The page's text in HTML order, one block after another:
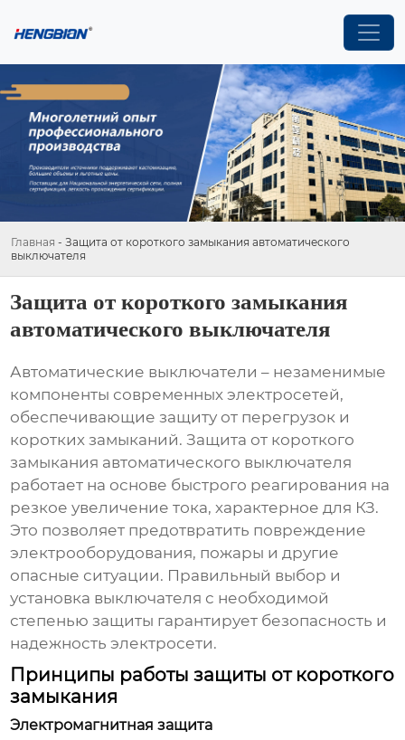
Главная - Защита от короткого замыкания автоматического
выключателя
Защита от короткого замыкания
автоматического выключателя
Автоматические выключатели – незаменимые
компоненты современных электросетей,
обеспечивающие защиту от перегрузок и
коротких замыканий.Защита от короткого
замыкания автоматического выключателя
работает на основе быстрого реагирования на
резкое увеличение тока, характерное для КЗ.
Это позволяет предотвратить повреждение
электрооборудования, пожары и другие
опасные ситуации. Правильный выбор и
установка выключателя с необходимой
степенью защиты гарантирует безопасность и
надежность электросети.
Принципы работы защиты от короткого
замыкания
Электромагнитная защита